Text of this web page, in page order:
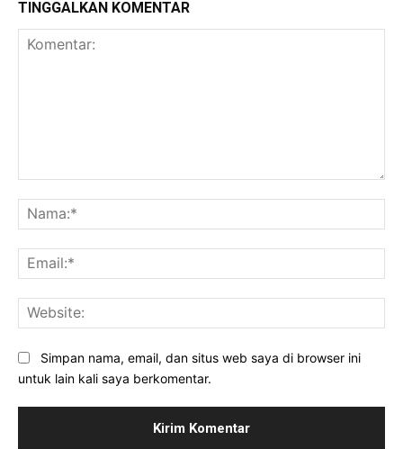
TINGGALKAN KOMENTAR
Simpan nama, email, dan situs web saya di browser ini
untuk lain kali saya berkomentar.